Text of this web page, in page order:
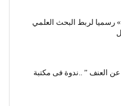
رسميا لربط البحث العلمي
عن العنف ” ..ندوة فى مكتبة